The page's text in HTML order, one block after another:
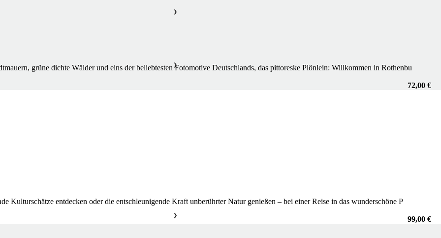
grüne dichte Wälder und eins der beliebtesten Fotomotive Deutschlands, das pittoreske Plönlein: Willkommen in Rothenbu
72,00 €
Kulturschätze entdecken oder die entschleunigende Kraft unberührter Natur genießen – bei einer Reise in das wunderschöne P
99,00 €
❯
❯
❯